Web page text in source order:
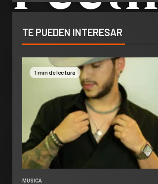
TE PUEDEN INTERESAR
1 min de lectura
MUSICA